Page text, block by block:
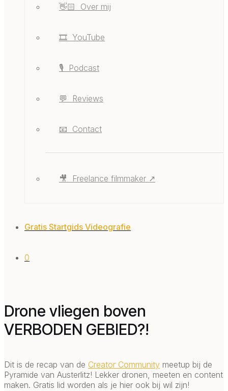
👋🏻 ‎ ‎Over mij
🎞️ ‎ ‎YouTube
🎙️ ‎ ‎Podcast
💬 ‎ ‎Reviews
📧 ‎ ‎Contact
🎥 ‎ ‎Freelance filmmaker ↗
Gratis Startgids Videografie
0
Drone vliegen boven
VERBODEN GEBIED?!
Dit is de recap van de Creator Community meetup bij de
Pyramide van Austerlitz! Lekker dronen, meeten en content
maken. Gratis lid worden als je hier ook bij wil zijn!